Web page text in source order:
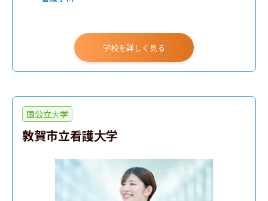
学校を詳しく見る
国公立大学
敦賀市立看護大学